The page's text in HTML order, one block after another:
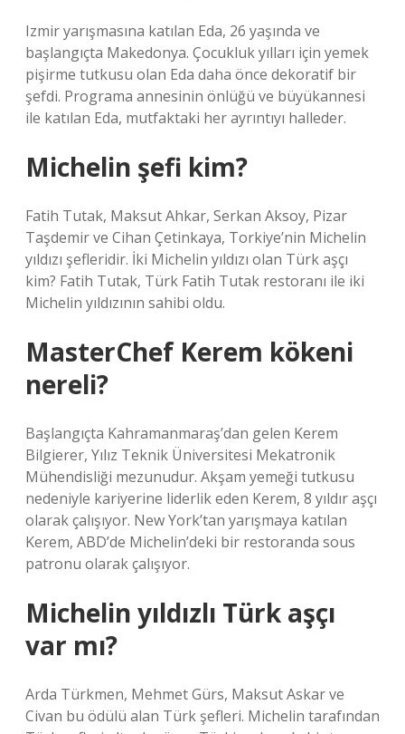
Izmir yarışmasına katılan Eda, 26 yaşında ve
başlangıçta Makedonya. Çocukluk yılları için yemek
pişirme tutkusu olan Eda daha önce dekoratif bir
şefdi. Programa annesinin önlüğü ve büyükannesi
ile katılan Eda, mutfaktaki her ayrıntıyı halleder.
Michelin şefi kim?
Fatih Tutak, Maksut Ahkar, Serkan Aksoy, Pizar
Taşdemir ve Cihan Çetinkaya, Torkiye’nin Michelin
yıldızı şefleridir. İki Michelin yıldızı olan Türk aşçı
kim? Fatih Tutak, Türk Fatih Tutak restoranı ile iki
Michelin yıldızının sahibi oldu.
MasterChef Kerem kökeni
nereli?
Başlangıçta Kahramanmaraş’dan gelen Kerem
Bilgierer, Yılız Teknik Üniversitesi Mekatronik
Mühendisliği mezunudur. Akşam yemeği tutkusu
nedeniyle kariyerine liderlik eden Kerem, 8 yıldır aşçı
olarak çalışıyor. New York’tan yarışmaya katılan
Kerem, ABD’de Michelin’deki bir restoranda sous
patronu olarak çalışıyor.
Michelin yıldızlı Türk aşçı
var mı?
Arda Türkmen, Mehmet Gürs, Maksut Askar ve
Civan bu ödülü alan Türk şefleri. Michelin tarafından